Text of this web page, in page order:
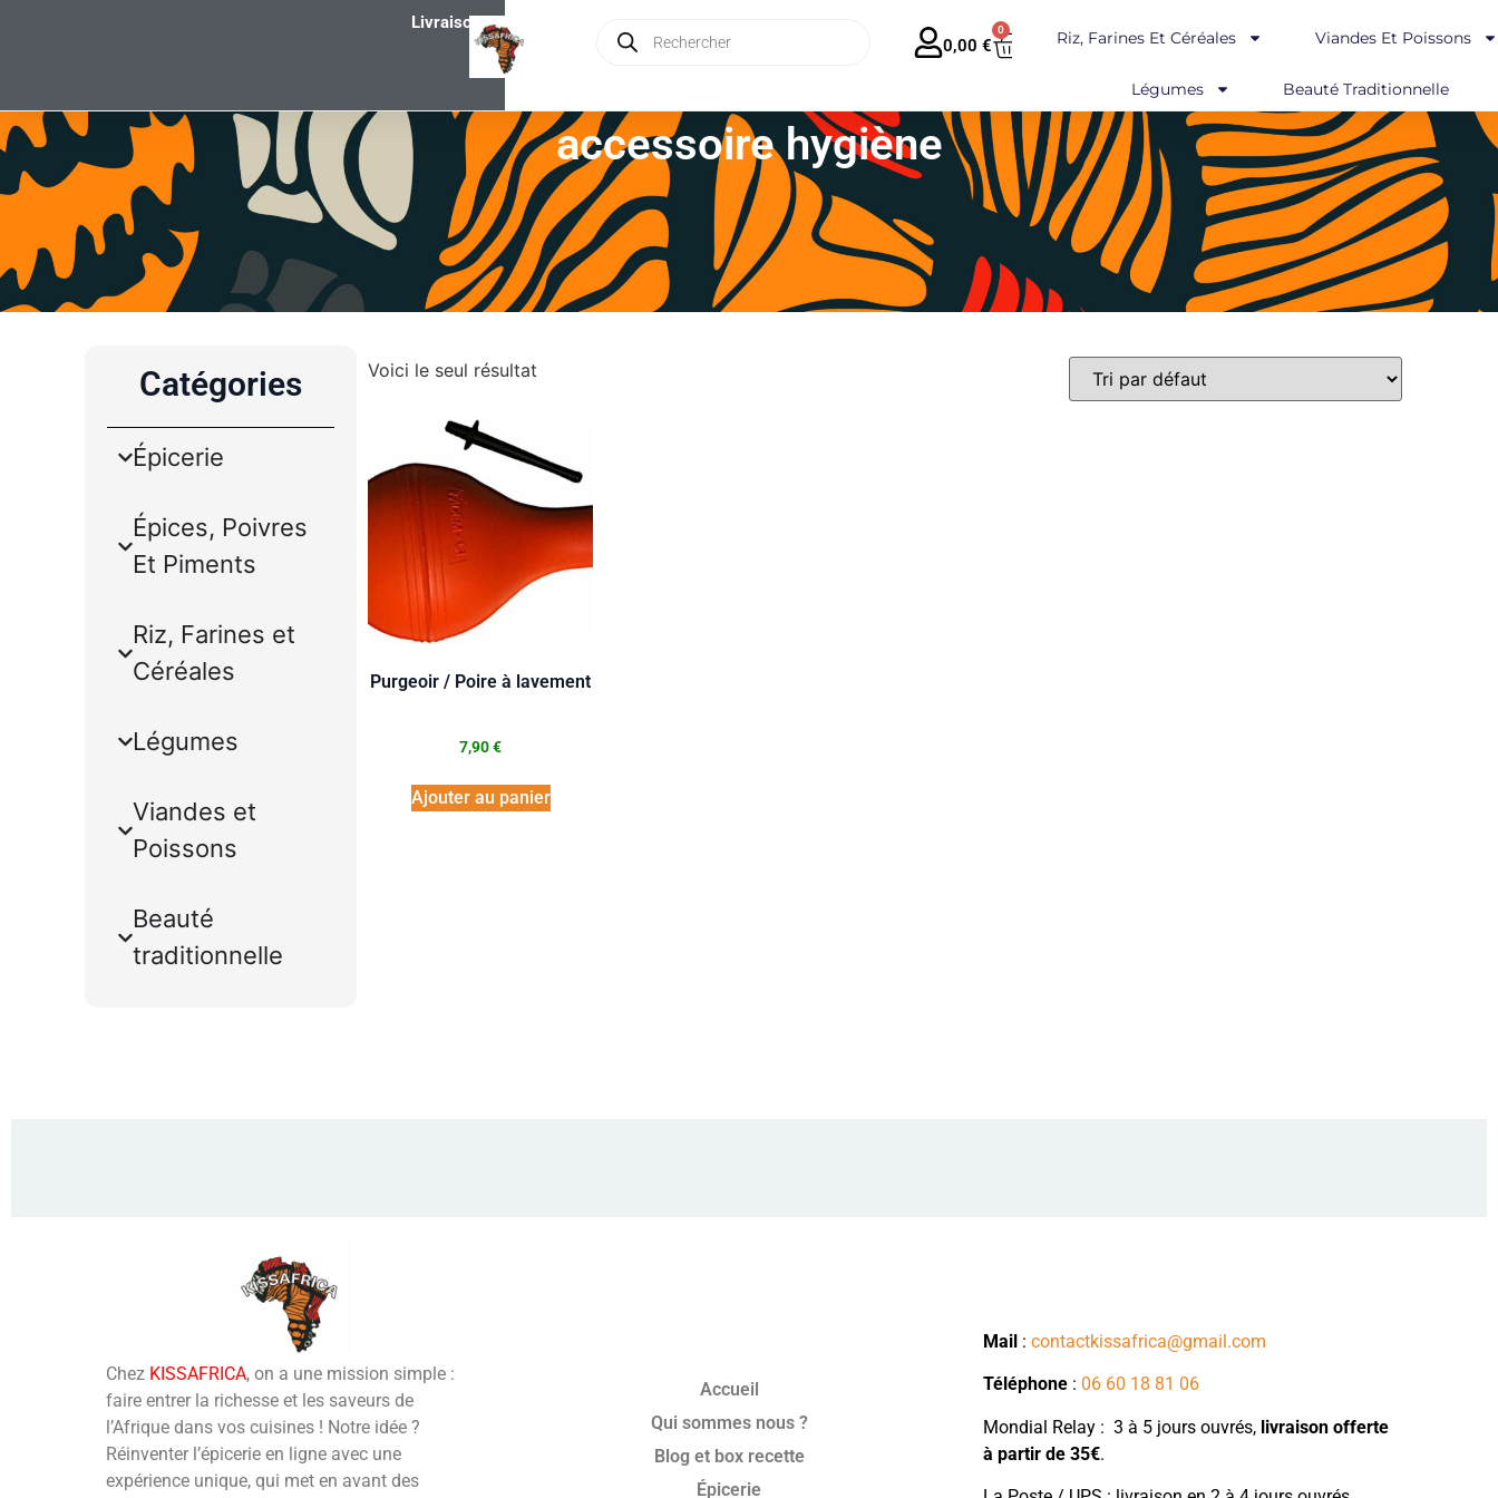
Livraison gratuite en France dès 35€ – Forfait Europe 13€
0,00 €
0 Riz, Farines Et Céréales Viandes Et Poissons
Légumes Beauté Traditionnelle
accessoire hygiène
Catégories
Épicerie
Épices, Poivres
Et Piments
Riz, Farines et
Céréales
Légumes
Viandes et
Poissons
Beauté
traditionnelle
Voici le seul résultat
Purgeoir / Poire à lavement
7,90€
Ajouter au panier
Chez KISSAFRICA, on a une mission simple :
faire entrer la richesse et les saveurs de
l’Afrique dans vos cuisines ! Notre idée ?
Réinventer l’épicerie en ligne avec une
expérience unique, qui met en avant des
Accueil
Qui sommes nous ?
Blog et box recette
Épicerie
Mail: contactkissafrica@gmail.com
Téléphone: 06 60 18 81 06
Mondial Relay : 3 à 5 jours ouvrés, livraison offerte
à partir de 35€.